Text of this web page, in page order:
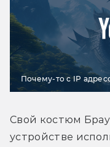
Почему-то с IP
Свой костюм
устройстве